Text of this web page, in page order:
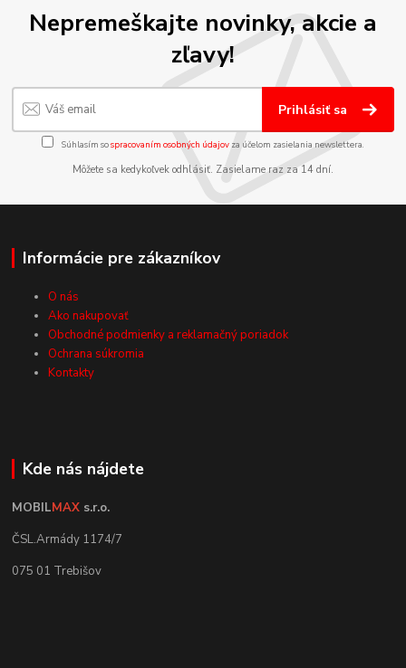
Nepremeškajte novinky, akcie a
zľavy!
Prihlásiť sa
Súhlasím sospracovaním osobných údajov za účelom zasielania newslettera.
Môžete sa kedykoľvek odhlásiť. Zasielame raz za 14 dní.
Informácie pre zákazníkov
O nás
Ako nakupovať
Obchodné podmienky a reklamačný poriadok
Ochrana súkromia
Kontakty
Kde nás nájdete
MOBILMAX s.r.o.
ČSL.Armády 1174/7
075 01 Trebišov